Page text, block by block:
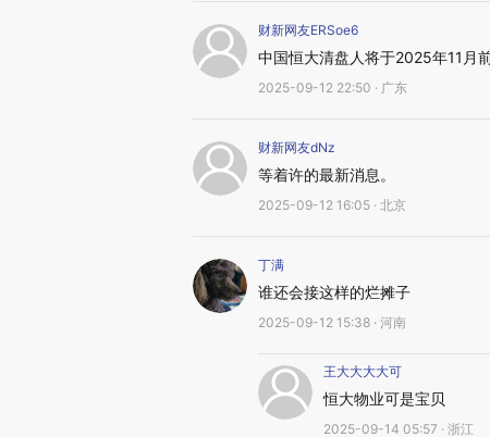
财新网友ERSoe6
中国恒大清盘人将于2025年11月
2025-09-12 22:50 · 广东
财新网友dNz
等着许的最新消息。
2025-09-12 16:05 · 北京
丁满
谁还会接这样的烂摊子
2025-09-12 15:38 · 河南
王大大大大可
恒大物业可是宝贝
2025-09-14 05:57 · 浙江